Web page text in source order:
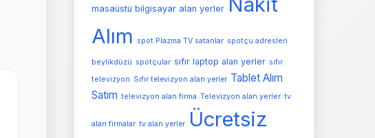
masaüstü bilgisayar alan yerler
Alım
spot Plazma TV satanlar spotçu adresleri
beylikdüzü spotçular sıfır laptop alan yerler sıfır
televizyon Sıfır televizyon alan yerler Tablet Alım
Satım televizyon alan firma Televizyon alan yerler tv
alan firmalar tv alan yerler
Ücretsiz